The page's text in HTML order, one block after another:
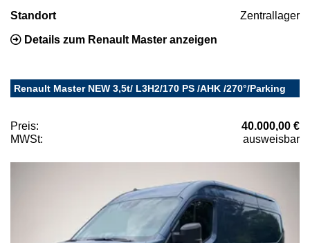
Standort Zentrallager
Details zum Renault Master anzeigen
Renault Master NEW 3,5t/ L3H2/170 PS /AHK /270°/Parking
Preis:
40.000,00 €
MWSt:
ausweisbar